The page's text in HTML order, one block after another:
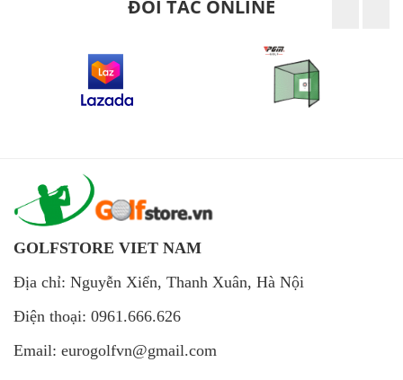
ĐỐI TÁC ONLINE
GOLFSTORE VIET NAM
Địa chỉ: Nguyễn Xiển, Thanh Xuân, Hà Nội
Điện thoại: 0961.666.626
Email: eurogolfvn@gmail.com